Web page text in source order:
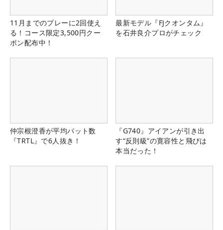
11月までのプレーに2回使え
る！コース限定3,500円クー
ポン配布中！
最新モデル『FJクオンタム』
を石井良介プロがチェック
仲宗根澄香が平均パット数
『TRTL』で6人抜き！
『G740』アイアンが引き出
す“反則級”の寛容性と飛びは
本当だった！